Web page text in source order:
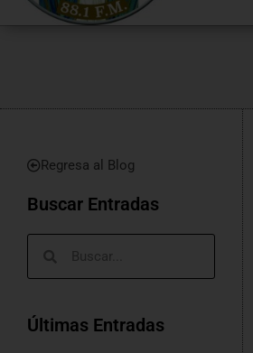
Regresa al Blog
Buscar Entradas
Últimas Entradas